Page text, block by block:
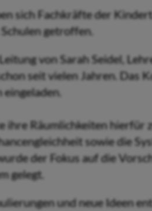
sich Fachkräfte der
getroffen.
von Sarah Seidel,
seit vielen Jahren. Das
ihre Räumlichkeiten hierfür
sowie die
der Fokus auf die
gelegt.
und neue Ideen